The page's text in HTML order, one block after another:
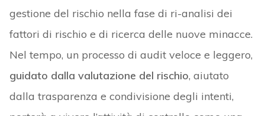
gestione del rischio nella fase di ri-analisi dei
fattori di rischio e di ricerca delle nuove minacce.
Nel tempo, un processo di audit veloce e leggero,
guidato dalla valutazione del rischio, aiutato
dalla trasparenza e condivisione degli intenti,